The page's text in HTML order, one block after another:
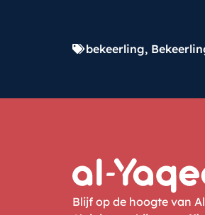
bekeerling,
Blijf op de hoogte van